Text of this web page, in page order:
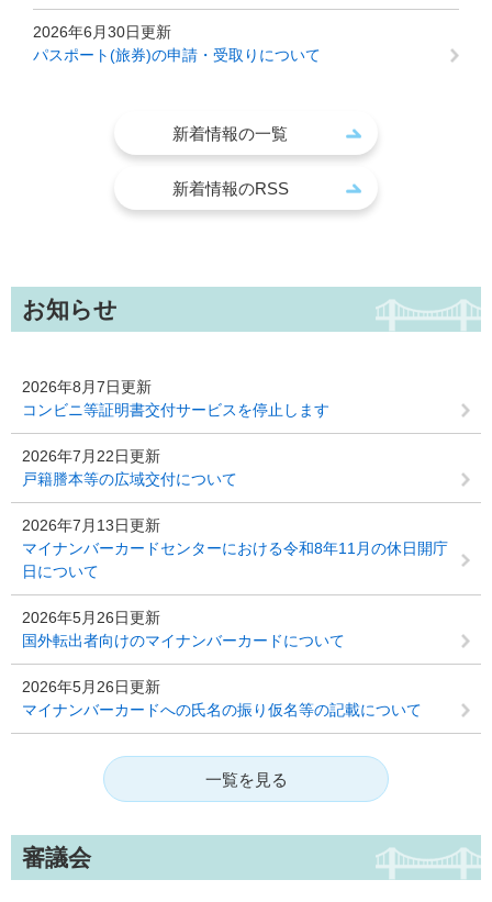
2026年6月30日更新
パスポート(旅券)の申請・受取りについて
新着情報の一覧
新着情報のRSS
お知らせ
2026年8月7日更新
コンビニ等証明書交付サービスを停止します
2026年7月22日更新
戸籍謄本等の広域交付について
2026年7月13日更新
マイナンバーカードセンターにおける令和8年11月の休日開庁
日について
2026年5月26日更新
国外転出者向けのマイナンバーカードについて
2026年5月26日更新
マイナンバーカードへの氏名の振り仮名等の記載について
一覧を見る
審議会